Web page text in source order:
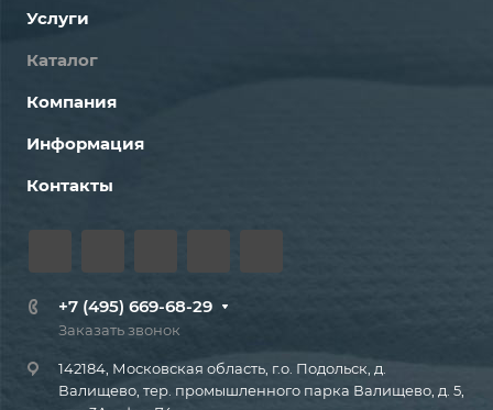
Услуги
Каталог
Компания
Информация
Контакты
+7 (495) 669-68-29
Заказать звонок
142184, Московская область, г.о. Подольск, д.
Валищево, тер. промышленного парка Валищево, д. 5,